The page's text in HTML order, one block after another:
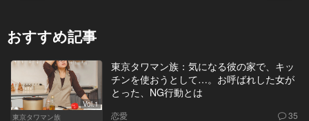
おすすめ記事
Vol.1
東京タワマン族
東京タワマン族：気になる彼の家で、キッ
チンを使おうとして…。お呼ばれした女が
とった、NG行動とは
恋愛 35